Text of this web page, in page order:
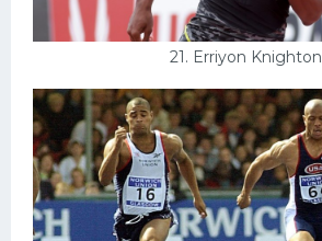
21. Erriyon Knighton